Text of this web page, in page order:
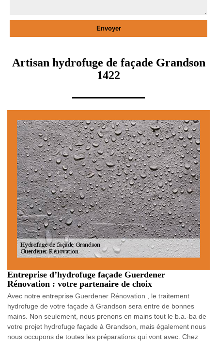
Artisan hydrofuge de façade Grandson
1422
Entreprise d’hydrofuge façade Guerdener
Rénovation : votre partenaire de choix
Avec notre entreprise Guerdener Rénovation , le traitement
hydrofuge de votre façade à Grandson sera entre de bonnes
mains. Non seulement, nous prenons en mains tout le b.a.-ba de
votre projet hydrofuge façade à Grandson, mais également nous
nous occupons de toutes les préparations qui vont avec. Chez